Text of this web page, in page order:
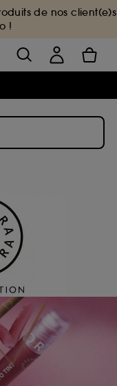
de nos client(e)s
!